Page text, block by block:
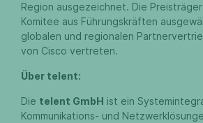
Region ausgezeichnet. Die
Komitee aus Führungskräften
globalen und regionalen
von Cisco vertreten.
Über telent:
Die telent GmbH ist ein
Kommunikations- und